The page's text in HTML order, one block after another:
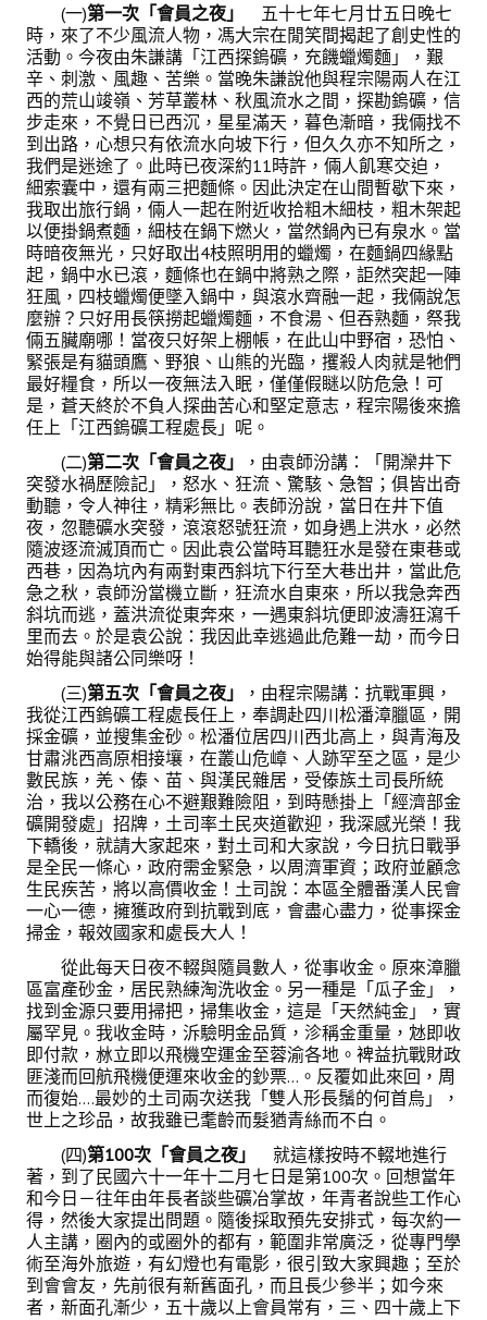
技術獎章得獎人介紹
歷年大專學生獎勵金得獎人
歷年論文獎得獎人
歷年傑出服務貢獻獎得獎人
歷年保安獎章得獎人
榮譽榜
本會榮獲內政部104年全國性社會暨職業團體工作品鑑「甲等獎」
本會朱前理事長榮獲2012年第30屆國家傑出總經理獎
鑛冶期刊獲行政院頒發雜誌金鼎獎
歷年詹天佑論文獎與中工會論文得獎人
學會出版品
鑛冶期刊 (需登入會員)
鑛冶期刊徵稿
年會手冊
專題討論會論文集
鑽禧紀念冊
礦冶工程名詞與礦冶辭典
學會電子報
活動專區
歷年年會
年會活動
國際交流活動
兩岸交流活動
活動照片
活動影片
相關連結
聯絡我們
(測試)
會員申請
(一)第一次「會員之夜」
五十七年七月廿五日晚七
時，來了不少風流人物，馮大宗在閒笑間揭起了創史性的
活動。今夜由朱謙講「江西探鎢礦，充饑蠟燭麵」，艱
辛、刺激、風趣、苦樂。當晚朱謙說他與程宗陽兩人在江
西的荒山竣嶺、芳草叢林、秋風流水之間，探勘鎢礦，信
步走來，不覺日已西沉，星星滿天，暮色漸暗，我倆找不
到出路，心想只有依流水向坡下行，但久久亦不知所之，
我們是迷途了。此時已夜深約11時許，倆人飢寒交迫，
細索囊中，還有兩三把麵條。因此決定在山間暫歇下來，
我取出旅行鍋，倆人一起在附近收拾粗木細枝，粗木架起
以便掛鍋煮麵，細枝在鍋下燃火，當然鍋內已有泉水。當
時暗夜無光，只好取出4枝照明用的蠟燭，在麵鍋四緣點
起，鍋中水已滾，麵條也在鍋中將熟之際，詎然突起一陣
狂風，四枝蠟燭便墜入鍋中，與滾水齊融一起，我倆說怎
麼辦？只好用長筷撈起蠟燭麵，不食湯、但吞熟麵，祭我
倆五臟廟哪！當夜只好架上棚帳，在此山中野宿，恐怕、
緊張是有貓頭鷹、野狼、山熊的光臨，攫殺人肉就是牠們
最好糧食，所以一夜無法入眠，僅僅假瞇以防危急！可
是，蒼天終於不負人探曲苦心和堅定意志，程宗陽後來擔
任上「江西鎢礦工程處長」呢。
(二)第二次「會員之夜」
，由袁師汾講：「開灤井下
突發水禍歷險記」，怒水、狂流、驚駭、急智；俱皆出奇
動聽，令人神往，精彩無比。表師汾說，當日在井下值
夜，忽聽礦水突發，滾滾怒號狂流，如身遇上洪水，必然
隨波逐流滅頂而亡。因此袁公當時耳聽狂水是發在東巷或
西巷，因為坑內有兩對東西斜坑下行至大巷出井，當此危
急之秋，袁師汾當機立斷，狂流水自東來，所以我急奔西
斜坑而逃，蓋洪流從東奔來，一遇東斜坑便即波濤狂瀉千
里而去。於是袁公說：我因此幸逃過此危難一劫，而今日
始得能與諸公同樂呀！
(三)第五次「會員之夜」
，由程宗陽講：抗戰軍興，
我從江西鎢礦工程處長任上，奉調赴四川松潘漳臘區，開
採金礦，並搜集金砂。松潘位居四川西北高上，與青海及
甘肅洮西高原相接壤，在叢山危嶂、人跡罕至之區，是少
數民族，羌、傣、苗、與漢民雜居，受傣族土司長所統
治，我以公務在心不避艱難險阻，到時懸掛上「經濟部金
礦開發處」招牌，土司率土民夾道歡迎，我深感光榮！我
下轎後，就請大家起來，對土司和大家說，今日抗日戰爭
是全民一條心，政府需金緊急，以周濟軍資；政府並顧念
生民疾苦，將以高價收金！土司說：本區全體番漢人民會
一心一德，擁獲政府到抗戰到底，會盡心盡力，從事探金
掃金，報效國家和處長大人！
從此每天日夜不輟與隨員數人，從事收金。原來漳臘
區富產砂金，居民熟練淘洗收金。另一種是「瓜子金」，
找到金源只要用掃把，掃集收金，這是「天然純金」，實
屬罕見。我收金時，泝驗明金品質，沴稱金重量，沊即收
即付款，沝立即以飛機空運金至蓉渝各地。裨益抗戰財政
匪淺而回航飛機便運來收金的鈔票…。反覆如此來回，周
而復始….最妙的土司兩次送我「雙人形長鬚的何首烏」，
世上之珍品，故我雖已耄齡而髮猶青絲而不白。
(四)第100次「會員之夜」
就這樣按時不輟地進行
著，到了民國六十一年十二月七日是第100次。回想當年
和今日－往年由年長者談些礦冶掌故，年青者說些工作心
得，然後大家提出問題。隨後採取預先安排式，每次約一
人主講，圈內的或圈外的都有，範圍非常廣泛，從專門學
術至海外旅遊，有幻燈也有電影，很引致大家興趣；至於
到會會友，先前很有新舊面孔，而且長少參半；如今來
者，新面孔漸少，五十歲以上會員常有，三、四十歲上下